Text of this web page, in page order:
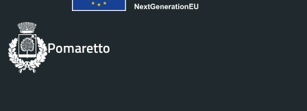
Pomaretto